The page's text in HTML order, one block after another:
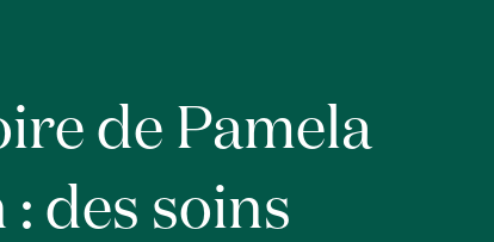
de Pamela
: des soins